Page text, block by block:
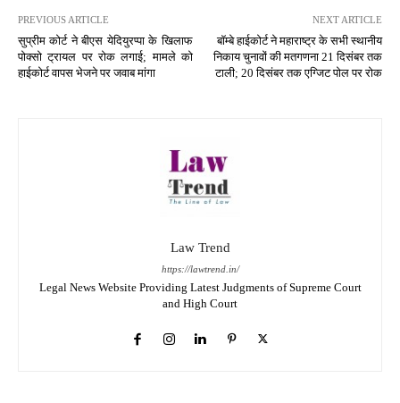
PREVIOUS ARTICLE
सुप्रीम कोर्ट ने बीएस येदियुरप्पा के खिलाफ
पोक्सो ट्रायल पर रोक लगाई; मामले को
हाईकोर्ट वापस भेजने पर जवाब मांगा
NEXT ARTICLE
बॉम्बे हाईकोर्ट ने महाराष्ट्र के सभी स्थानीय
निकाय चुनावों की मतगणना 21 दिसंबर तक
टाली; 20 दिसंबर तक एग्जिट पोल पर रोक
Law Trend
https://lawtrend.in/
Legal News Website Providing Latest Judgments of Supreme Court
and High Court